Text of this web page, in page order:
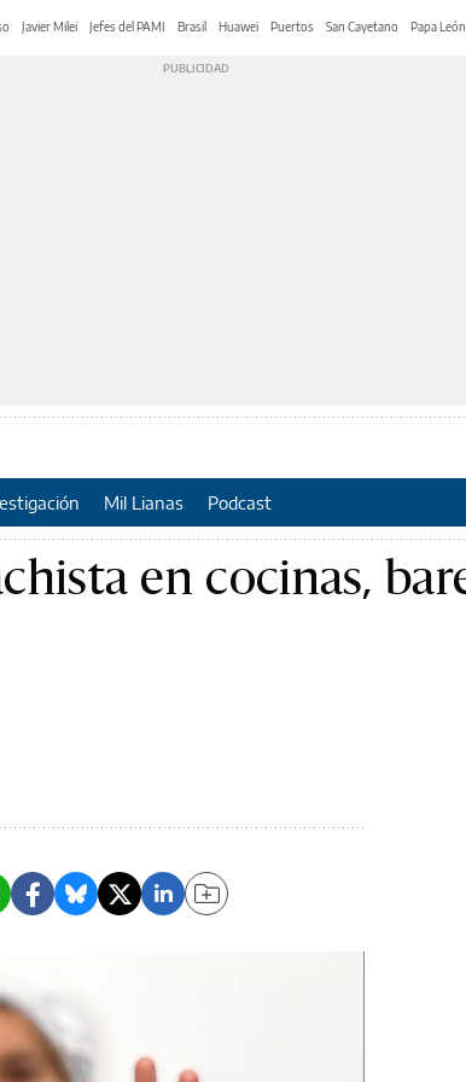
Javier Milei Jefes del PAMI Brasil Huawei Puertos San Cayetano Papa
Mil Lianas Podcast
en cocinas,